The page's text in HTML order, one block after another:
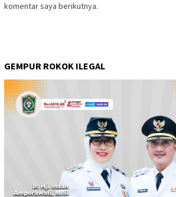
komentar saya berikutnya.
GEMPUR ROKOK ILEGAL